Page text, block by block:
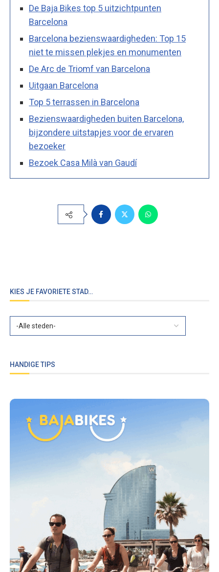
De Baja Bikes top 5 uitzichtpunten
Barcelona
Barcelona bezienswaardigheden: Top 15
niet te missen plekjes en monumenten
De Arc de Triomf van Barcelona
Uitgaan Barcelona
Top 5 terrassen in Barcelona
Bezienswaardigheden buiten Barcelona,
bijzondere uitstapjes voor de ervaren
bezoeker
Bezoek Casa Milà van Gaudí
KIES JE FAVORIETE STAD…
HANDIGE TIPS